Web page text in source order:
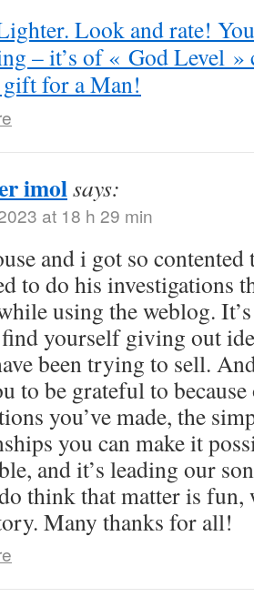
Look and rate!
– it’s of « God Level
for a Man!
imolsays:
at 18 h 29 min
and i got so contented
to do his investigations
using the weblog.
yourself giving out
been trying to sell.
to be grateful to
you’ve made, the
you can make it
and it’s leading our
think that matter is
Many thanks for all!